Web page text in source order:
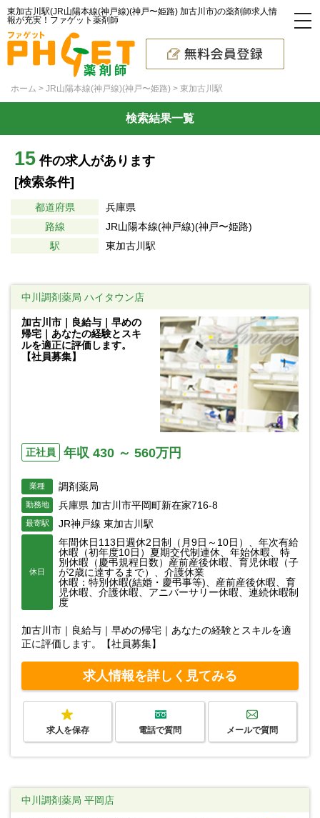
東加古川駅(JR山陽本線(神戸線)(神戸〜姫路) 加古川市)の薬剤師求人情
報が充実！ファゲット薬剤師
ホーム JR山陽本線(神戸線)(神戸〜姫路) 東加古川駅
検索結果一覧
15 件の求人があります
[検索条件]
都道府県
兵庫県
路線
JR山陽本線(神戸線)(神戸〜姫路)
駅
東加古川駅
中川調剤薬局 ハイタウン店
加古川市｜良給与｜早めの
帰宅｜あなたの経験とスキ
ルを適正に評価します。
【社員募集】
正社員 年収 430 ～ 560万円
業種 調剤薬局
勤務地 兵庫県 加古川市平岡町新在家716-8
最寄駅 JR神戸線 東加古川駅
休日
年間休日113日週休2日制（月9日～10日）、年次有給
休暇（初年度10日）夏期交代制連休、年始休暇、特
別休暇（慶弔規程日数）産前産後休暇、育児休暇（子
が2歳に達するまで）、介護休業
休暇：特別休暇(結婚・慶弔事等)、産前産後休暇、育
児休暇、介護休暇、アニバーサリー休暇、連続休暇制
度
加古川市｜良給与｜早めの帰宅｜あなたの経験とスキルを適
正に評価します。【社員募集】
求人情報を詳しく見てみる
求人を保存 電話で質問 メールで質問
中川調剤薬局 平岡店